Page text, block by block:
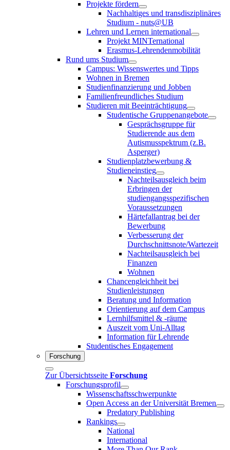
Projekte fördern
Nachhaltiges und transdisziplinäres
Studium - nuts@UB
Lehren und Lernen international
Projekt MINTernational
Erasmus-Lehrendenmobilität
Rund ums Studium
Campus: Wissenswertes und Tipps
Wohnen in Bremen
Studienfinanzierung und Jobben
Familienfreundliches Studium
Studieren mit Beeinträchtigung
Studentische Gruppenangebote
Gesprächsgruppe für
Studierende aus dem
Autismusspektrum (z.B.
Asperger)
Studienplatzbewerbung &
Studieneinstieg
Nachteilsausgleich beim
Erbringen der
studiengangsspezifischen
Voraussetzungen
Härtefallantrag bei der
Bewerbung
Verbesserung der
Durchschnittsnote/Wartezeit
Nachteilsausgleich bei
Finanzen
Wohnen
Chancengleichheit bei
Studienleistungen
Beratung und Information
Orientierung auf dem Campus
Lernhilfsmittel & -räume
Auszeit vom Uni-Alltag
Information für Lehrende
Studentisches Engagement
Forschung
Zur Übersichtsseite Forschung
Forschungsprofil
Wissenschaftsschwerpunkte
Open Access an der Universität Bremen
Predatory Publishing
Rankings
National
International